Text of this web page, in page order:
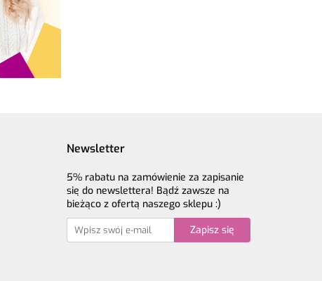
Newsletter
5% rabatu na zamówienie za zapisanie
się do newslettera! Bądź zawsze na
bieżąco z ofertą naszego sklepu :)